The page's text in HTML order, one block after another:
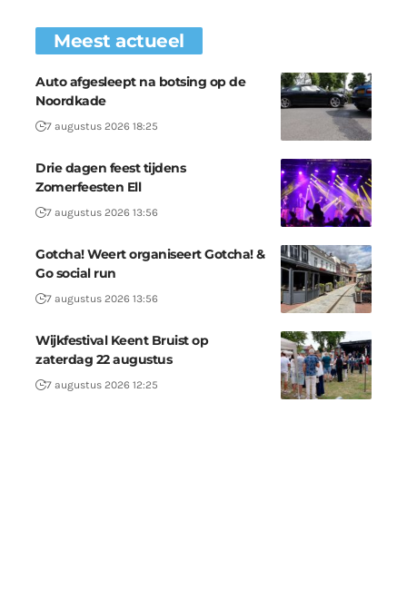
Meest actueel
Auto afgesleept na botsing op de
Noordkade
7 augustus 2026 18:25
Drie dagen feest tijdens
Zomerfeesten Ell
7 augustus 2026 13:56
Gotcha! Weert organiseert Gotcha! &
Go social run
7 augustus 2026 13:56
Wijkfestival Keent Bruist op
zaterdag 22 augustus
7 augustus 2026 12:25